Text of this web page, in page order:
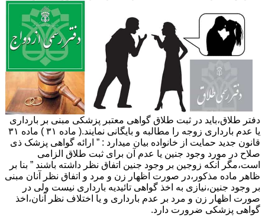
دفتر طلاق،باید در ثبت طلاق گواهی معتبر پزشکی مبنی بر بارداری
یا عدم بارداری زوجه را مطالبه و بایگانی نمایند.( ماده ۳۱ ) ماده ۳۱
قانون جدید حمایت از خانواده بیان میدارد : ” ارائه گواهی پزشک ذی
صلاح در مورد وجود جنین یا عدم آن برای ثبت طلاق الزامی
است،مگر آنکه زوجین بر وجود جنین اتفاق نظر داشته باشند ” بنا بر
ظاهر ماده مذکور،در صورت اظهار زن و مرد و اتفاق نظر آنان مبنی
بر وجود جنین،نیازی به اخذ گواهی تائیدیه بارداری نیست ولی در
صورت اظهار زن و مرد بر عدم بارداری و یا اختلاف نظر آنان،اخذ
گواهی پزشکی ضرورت دارد.